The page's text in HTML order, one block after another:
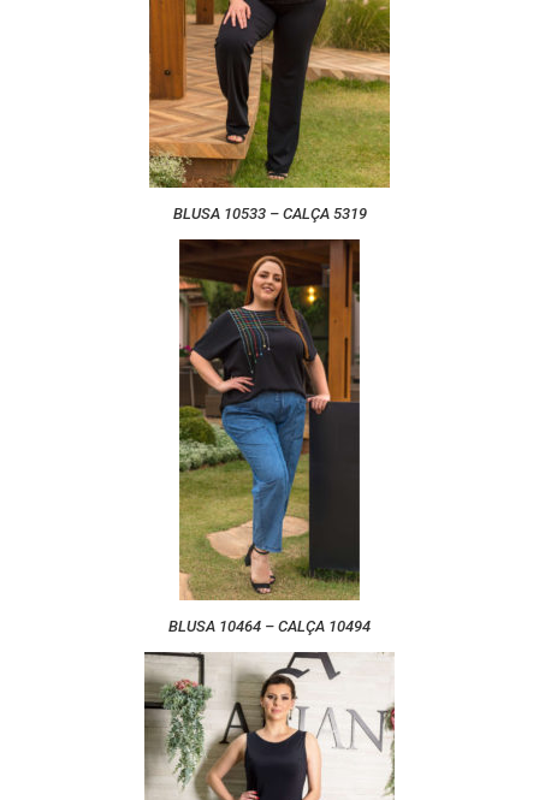
BLUSA 10533 – CALÇA 5319
BLUSA 10464 – CALÇA 10494